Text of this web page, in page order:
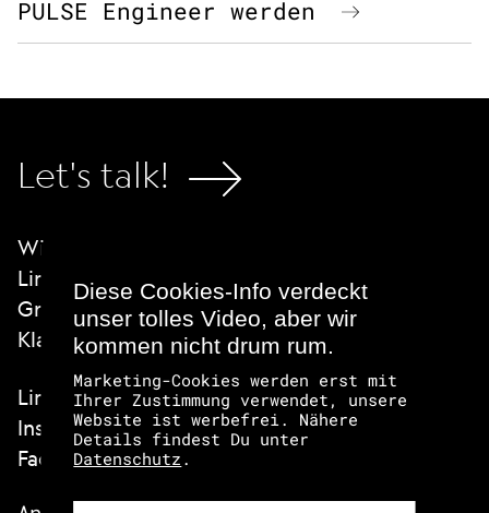
PULSE Engineer werden
Let's talk!
Wien
Linz
Graz
Klagenfurt
LinkedIn
Instagram
Facebook
Diese Cookies-Info verdeckt
unser tolles Video, aber wir
kommen nicht drum rum.
Marketing-Cookies werden erst mit
Ihrer Zustimmung verwendet, unsere
Website ist werbefrei. Nähere
Details findest Du unter
Datenschutz .